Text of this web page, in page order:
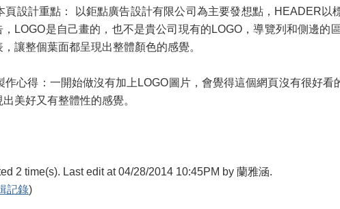
頁設計重點： 以鉅點廣告設計有限公司為主要發想點，HEADER以
，LOGO是自己畫的，也不是貴公司現有的LOGO，導覽列和側邊的
，讓整個葉面都呈現出整體顏色的感覺。
作心得：一開始做沒有加上LOGO圖片，會覺得這個網頁沒有很好
出美好又有整體性的感覺。
2 time(s). Last edit at 04/28/2014 10:45PM by 蘭雅涵.
記錄)